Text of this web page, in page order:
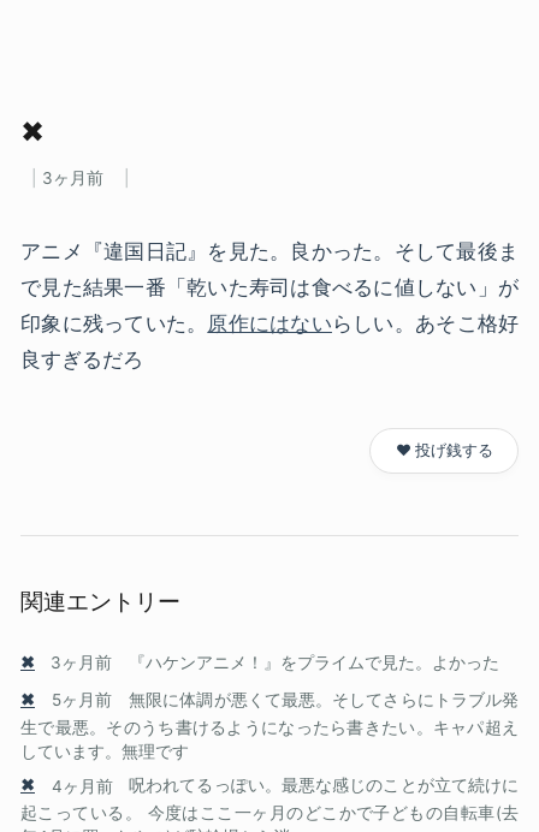
✖
3ヶ月前
アニメ『違国日記』を見た。良かった。そして最後ま
で見た結果一番「乾いた寿司は食べるに値しない」が
印象に残っていた。 原作にはない らしい。あそこ格好
良すぎるだろ
❤️ 投げ銭する
関連エントリー
✖ 3ヶ月前
『ハケンアニメ！』をプライムで見た。よかった
✖
5ヶ月前
無限に体調が悪くて最悪。そしてさらにトラブル発
生で最悪。そのうち書けるようになったら書きたい。キャパ超え
しています。無理です
✖
4ヶ月前
呪われてるっぽい。最悪な感じのことが立て続けに
起こっている。 今度はここ一ヶ月のどこかで子どもの自転車(去